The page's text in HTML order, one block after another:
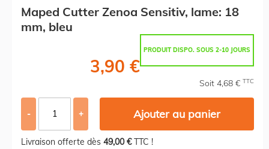
Maped Cutter Zenoa Sensitiv, lame: 18
mm, bleu
PRODUIT DISPO. SOUS 2-10 JOURS
3,90 €
Soit 4,68 € TTC
- + Ajouter au panier
Livraison offerte dès 49,00 €TTC !